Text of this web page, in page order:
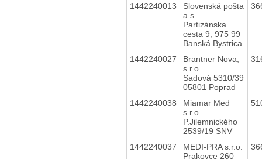
1442240013
Slovenská pošta
a.s.
Partizánska
cesta 9, 975 99
Banská Bystrica
1442240027
Brantner Nova,
s.r.o.
Sadová 5310/39
05801 Poprad
1442240038
Miamar Med
s.r.o.
P.Jilemnického
2539/19 SNV
1442240037
MEDI-PRA s.r.o.
Prakovce 260